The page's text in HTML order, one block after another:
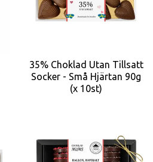
35% Choklad Utan Tillsatt
Socker - Små Hjärtan 90g
(x 10st)